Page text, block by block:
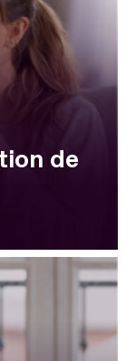
de